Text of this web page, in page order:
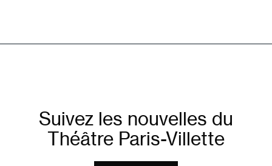
Suivez les nouvelles du
Théâtre Paris-Villette